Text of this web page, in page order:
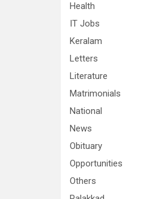
Health
IT Jobs
Keralam
Letters
Literature
Matrimonials
National
News
Obituary
Opportunities
Others